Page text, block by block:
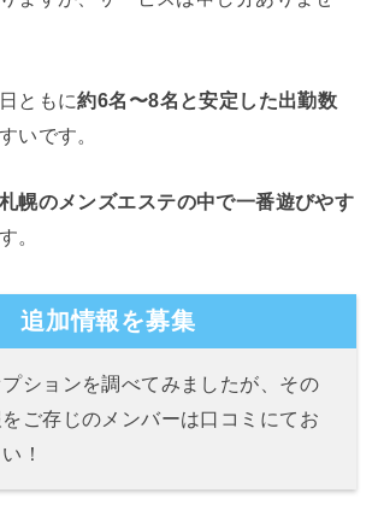
ともに約6名〜8名と安定した出勤数
いです。
札幌のメンズエステの中で一番遊びやす
。
追加情報を募集
ションを調べてみましたが、その
ご存じのメンバーは口コミにてお
！